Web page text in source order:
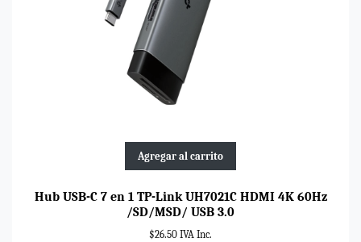
Agregar al carrito
Hub USB-C 7 en 1 TP-Link UH7021C HDMI 4K 60Hz
/SD/MSD/ USB 3.0
$26.50 IVA Inc.